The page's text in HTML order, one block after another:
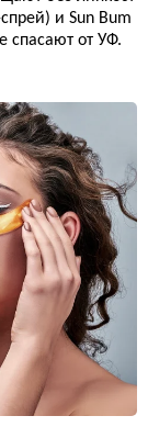
и Sun Bum
спасают от УФ.